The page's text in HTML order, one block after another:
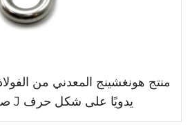
منتج هونغشينج المعدني من
يدويًا على شكل حرف J صغير للتوسيع